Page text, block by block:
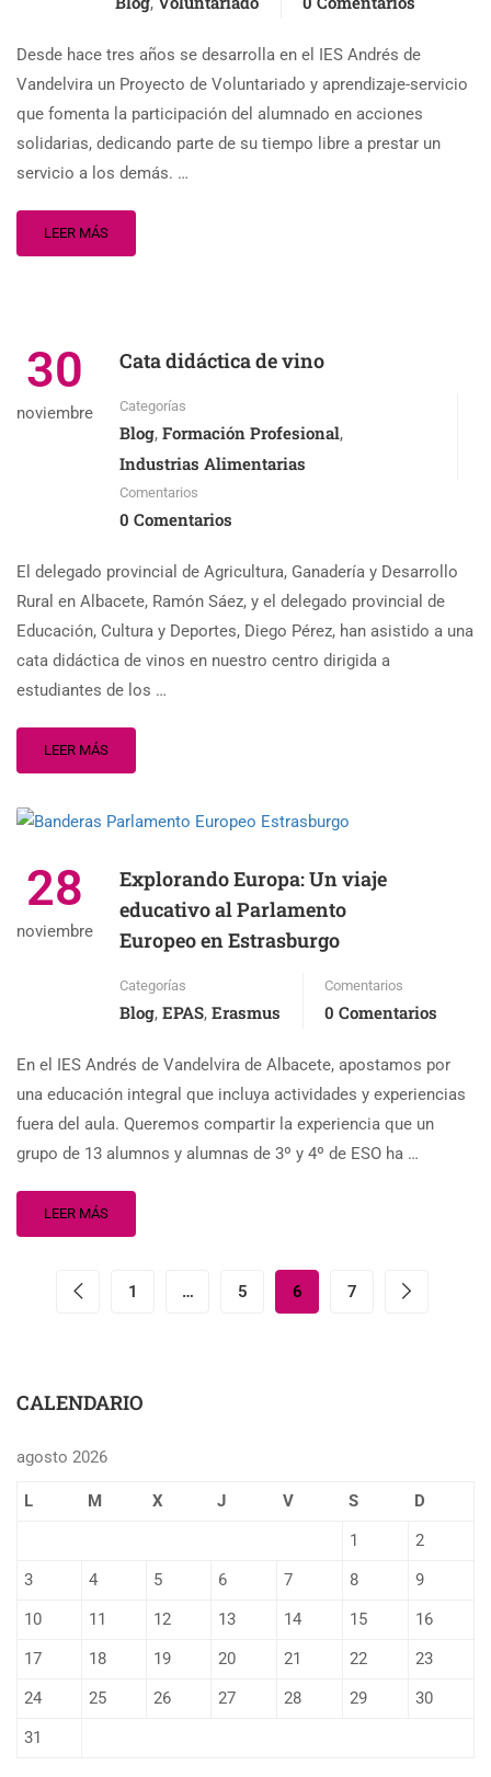
Desde hace tres años se desarrolla en el IES Andrés de
Vandelvira un Proyecto de Voluntariado y aprendizaje-servicio
que fomenta la participación del alumnado en acciones
solidarias, dedicando parte de su tiempo libre a prestar un
servicio a los demás. …
LEER MÁS
30
noviembre
Cata didáctica de vino
Categorías
Blog, Formación Profesional,
Industrias Alimentarias
Comentarios
0 Comentarios
El delegado provincial de Agricultura, Ganadería y Desarrollo
Rural en Albacete, Ramón Sáez, y el delegado provincial de
Educación, Cultura y Deportes, Diego Pérez, han asistido a una
cata didáctica de vinos en nuestro centro dirigida a
estudiantes de los …
LEER MÁS
28
noviembre
Explorando Europa: Un viaje
educativo al Parlamento
Europeo en Estrasburgo
Categorías
Blog, EPAS, Erasmus
Comentarios
0 Comentarios
En el IES Andrés de Vandelvira de Albacete, apostamos por
una educación integral que incluya actividades y experiencias
fuera del aula. Queremos compartir la experiencia que un
grupo de 13 alumnos y alumnas de 3º y 4º de ESO ha …
LEER MÁS
1 … 5 6 7
CALENDARIO
agosto 2026
L M X J V S
D
1
2
3
4 5 6 7 8
9
10
11 12 13 14 15
16
17
18 19 20 21 22
23
24
25 26 27 28 29
30
31